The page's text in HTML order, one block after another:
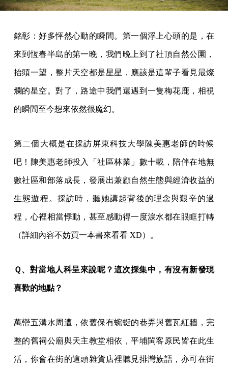
銘彰：好多怦然心動的瞬間。第一個浮上心頭的是，在
來到恆春半島的第一晚，我們晚上到了社頂自然公園，
抬頭一望，整片天空都是星星，應該是這輩子看見最燦
爛的星空。對了，路途中我們還遇到一隻梅花鹿，相視
的瞬間至今想來依然很魔幻。
第二個大概是在採訪屏東科技大學陳美惠老師的時候
吧！陳美惠老師投入「社區林業」數十載，陪伴在地無
數社區和部落成長，發展出兼顧自然生態與經濟收益的
生態遊程。採訪時，聽她講起背後的理念與艱辛的過
程，心裡相當悸動，甚至感動得一度淚水都在眼眶打轉
（詳細內容不妨買一本書來看看 XD）。
Ｑ、對當地人科呈來說呢？這次採集中，有沒有新發現
喜歡的地點？
萬巒五溝水周遭，依舊保有蜿蜒的巷弄與舊瓦紅牆，完
整的舊祠公廟與天主教堂相依，平埔閩客原民皆在此生
活，你會在街的這頭雜貨店裡聽見排灣族語，亦可在街